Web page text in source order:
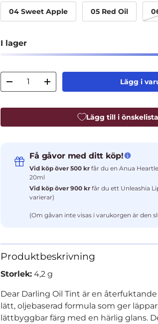
04 Sweet Apple 05 Red Oil
I lager
Minska antalÖka antal
Lägg i
Lägg till i önskelista
Få gåvor med ditt köp!
Vid köp över 500 kr får du en Anua
20ml
Vid köp över 900 kr får du ett Unleashia
varierar)
(Om gåvan inte visas i varukorgen är den
Produktbeskrivning
Storlek: 4,2 g
Dear Darling Oil Tint är en
lätt, oljebaserad formula som ger
lättbyggbar färg med en härlig glans.